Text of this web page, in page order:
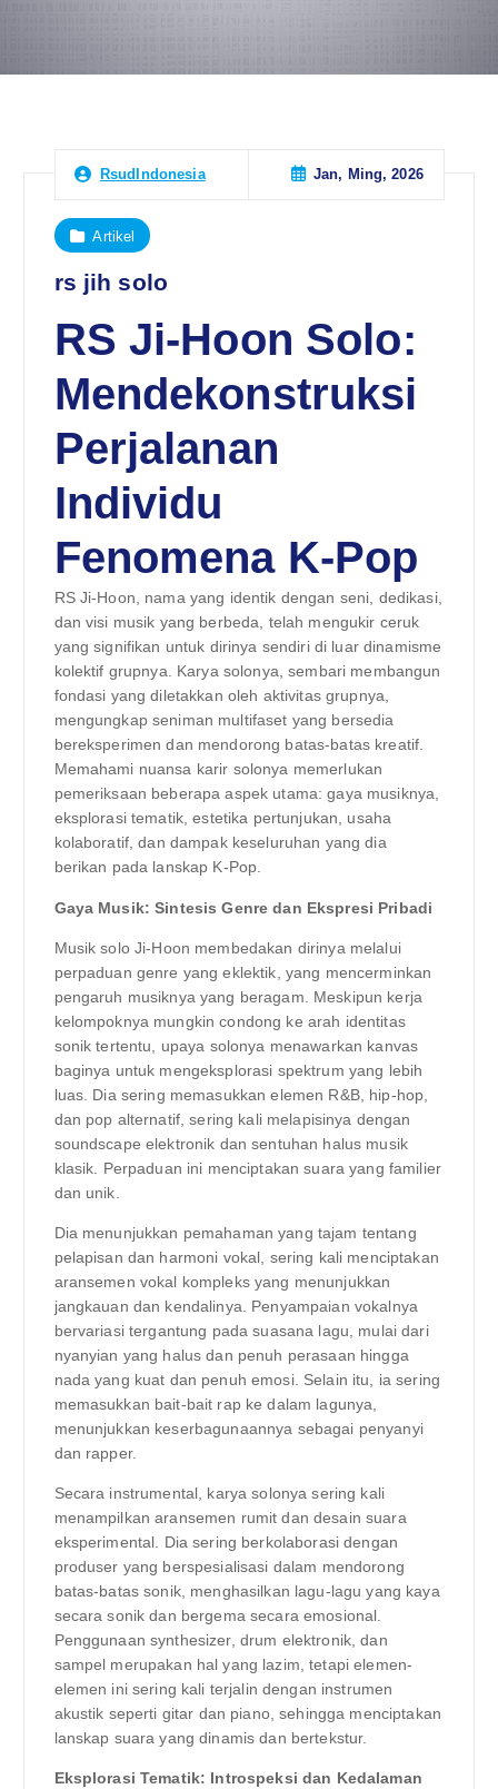
RsudIndonesia Jan, Ming, 2026
Artikel
rs jih solo
RS Ji-Hoon Solo:
Mendekonstruksi
Perjalanan
Individu
Fenomena K-Pop
RS Ji-Hoon, nama yang identik dengan seni, dedikasi,
dan visi musik yang berbeda, telah mengukir ceruk
yang signifikan untuk dirinya sendiri di luar dinamisme
kolektif grupnya. Karya solonya, sembari membangun
fondasi yang diletakkan oleh aktivitas grupnya,
mengungkap seniman multifaset yang bersedia
bereksperimen dan mendorong batas-batas kreatif.
Memahami nuansa karir solonya memerlukan
pemeriksaan beberapa aspek utama: gaya musiknya,
eksplorasi tematik, estetika pertunjukan, usaha
kolaboratif, dan dampak keseluruhan yang dia
berikan pada lanskap K-Pop.
Gaya Musik: Sintesis Genre dan Ekspresi Pribadi
Musik solo Ji-Hoon membedakan dirinya melalui
perpaduan genre yang eklektik, yang mencerminkan
pengaruh musiknya yang beragam. Meskipun kerja
kelompoknya mungkin condong ke arah identitas
sonik tertentu, upaya solonya menawarkan kanvas
baginya untuk mengeksplorasi spektrum yang lebih
luas. Dia sering memasukkan elemen R&B, hip-hop,
dan pop alternatif, sering kali melapisinya dengan
soundscape elektronik dan sentuhan halus musik
klasik. Perpaduan ini menciptakan suara yang familier
dan unik.
Dia menunjukkan pemahaman yang tajam tentang
pelapisan dan harmoni vokal, sering kali menciptakan
aransemen vokal kompleks yang menunjukkan
jangkauan dan kendalinya. Penyampaian vokalnya
bervariasi tergantung pada suasana lagu, mulai dari
nyanyian yang halus dan penuh perasaan hingga
nada yang kuat dan penuh emosi. Selain itu, ia sering
memasukkan bait-bait rap ke dalam lagunya,
menunjukkan keserbagunaannya sebagai penyanyi
dan rapper.
Secara instrumental, karya solonya sering kali
menampilkan aransemen rumit dan desain suara
eksperimental. Dia sering berkolaborasi dengan
produser yang berspesialisasi dalam mendorong
batas-batas sonik, menghasilkan lagu-lagu yang kaya
secara sonik dan bergema secara emosional.
Penggunaan synthesizer, drum elektronik, dan
sampel merupakan hal yang lazim, tetapi elemen-
elemen ini sering kali terjalin dengan instrumen
akustik seperti gitar dan piano, sehingga menciptakan
lanskap suara yang dinamis dan bertekstur.
Eksplorasi Tematik: Introspeksi dan Kedalaman